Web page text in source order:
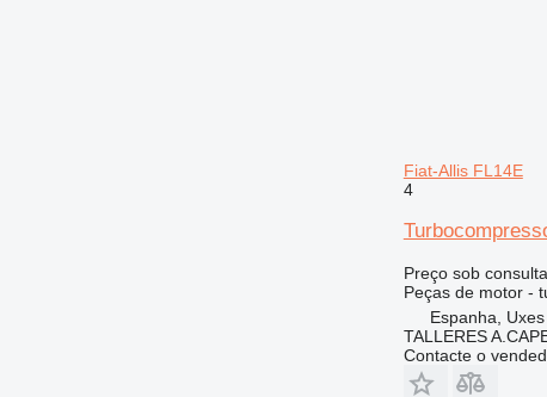
Fiat-Allis FL14E
4
Preço sob consulta
Peças de motor -
Espanha, Uxes
TALLERES
Contacte o